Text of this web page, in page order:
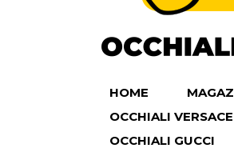
HOME
OCCHIALI VERSACE
OCCHIALI GUCCI